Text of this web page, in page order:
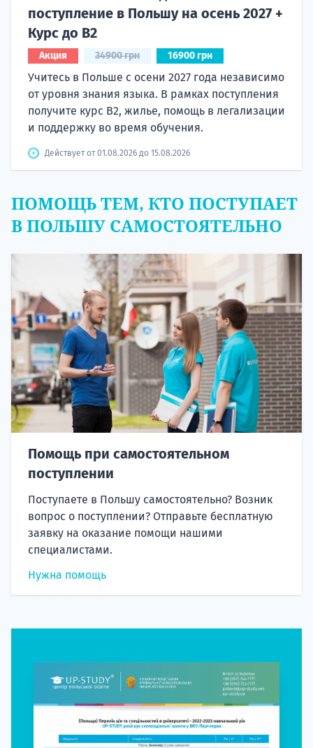
поступление в Польшу на осень 2027 +
Курс до B2
Акция 34900 грн 16900 грн
Учитесь в Польше с осени 2027 года независимо
от уровня знания языка. В рамках поступления
получите курс B2, жилье, помощь в легализации
и поддержку во время обучения.
Действует от 01.08.2026 до 15.08.2026
ПОМОЩЬ ТЕМ, КТО ПОСТУПАЕТ
В ПОЛЬШУ САМОСТОЯТЕЛЬНО
Помощь при самостоятельном
поступлении
Поступаете в Польшу самостоятельно? Возник
вопрос о поступлении? Отправьте бесплатную
заявку на оказание помощи нашими
специалистами.
Нужна помощь